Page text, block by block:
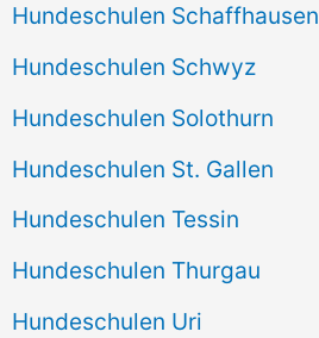
Hundeschulen Schaffhausen
Hundeschulen Schwyz
Hundeschulen Solothurn
Hundeschulen St. Gallen
Hundeschulen Tessin
Hundeschulen Thurgau
Hundeschulen Uri